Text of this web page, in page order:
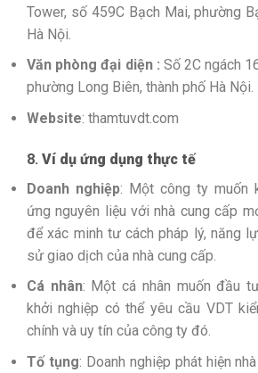
Tower, số 459C Bạch Mai, phường
Hà Nội.
Văn phòng đại diện : Số 2C ngách
phường Long Biên, thành phố Hà Nội.
Website: thamtuvdt.com
8. Ví dụ ứng dụng thực tế
Doanh nghiệp: Một công ty muốn
ứng nguyên liệu với nhà cung cấp
để xác minh tư cách pháp lý, năng
sử giao dịch của nhà cung cấp.
Cá nhân: Một cá nhân muốn đầu
khởi nghiệp có thể yêu cầu VDT
chính và uy tín của công ty đó.
Tố tụng: Doanh nghiệp phát hiện